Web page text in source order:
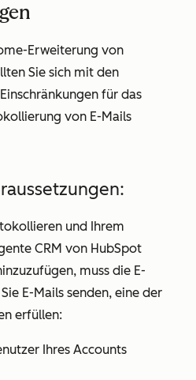
Erweiterung von
Sie sich mit den
für das
von E-Mails
und Ihrem
CRM von HubSpot
muss die E-
E-Mails senden, eine der
erfüllen:
Ihres Accounts